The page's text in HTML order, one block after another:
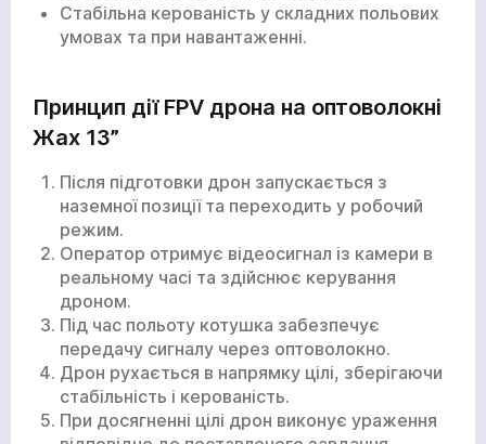
Стабільна керованість у складних польових
умовах та при навантаженні.
Принцип дії FPV дрона на оптоволокні
Жах 13”
Після підготовки дрон запускається з
наземної позиції та переходить у робочий
режим.
Оператор отримує відеосигнал із камери в
реальному часі та здійснює керування
дроном.
Під час польоту котушка забезпечує
передачу сигналу через оптоволокно.
Дрон рухається в напрямку цілі, зберігаючи
стабільність і керованість.
При досягненні цілі дрон виконує ураження